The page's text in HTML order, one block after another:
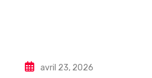
avril 23, 2026